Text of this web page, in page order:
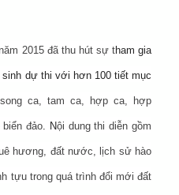
2015 đã thu hút sự tham gia
dự thi với hơn 100 tiết mục
ca, tam ca, hợp ca, hợp
đảo. Nội dung thi diễn gồm
hương, đất nước, lịch sử hào
tựu trong quá trình đổi mới đất